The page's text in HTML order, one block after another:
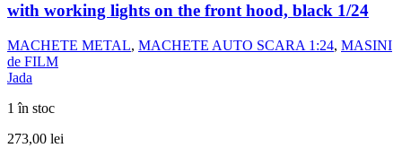
with working lights on the front hood, black 1/24
MACHETE METAL, MACHETE AUTO SCARA 1:24, MASINI
de FILM
Jada
1 în stoc
273,00 lei